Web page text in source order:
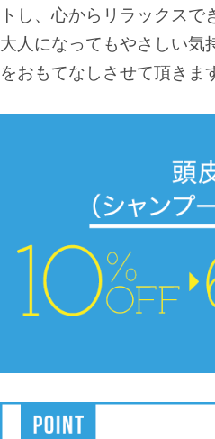
トし、心からリラックスで
大人になってもやさしい気
をおもてなしさせて頂きま